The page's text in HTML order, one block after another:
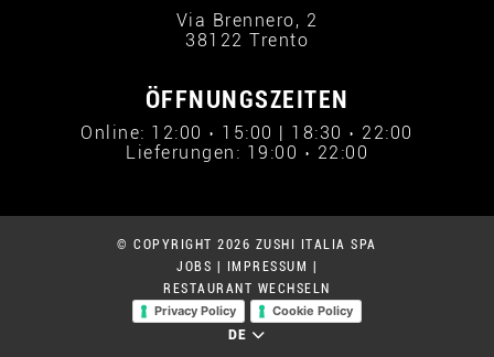
Via Brennero, 2
38122 Trento
ÖFFNUNGSZEITEN
Online: 12:00 › 15:00 | 18:30 › 22:00
Lieferungen: 19:00 › 22:00
© COPYRIGHT 2026 ZUSHI ITALIA SPA
JOBS
IMPRESSUM
RESTAURANT WECHSELN
Privacy Policy
Cookie Policy
DE